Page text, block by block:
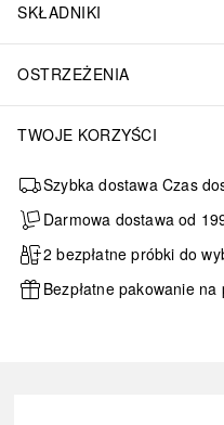
SKŁADNIKI
OSTRZEŻENIA
TWOJE KORZYŚCI
Szybka dostawa Czas
Darmowa dostawa od
2 bezpłatne próbki do
Bezpłatne pakowanie na